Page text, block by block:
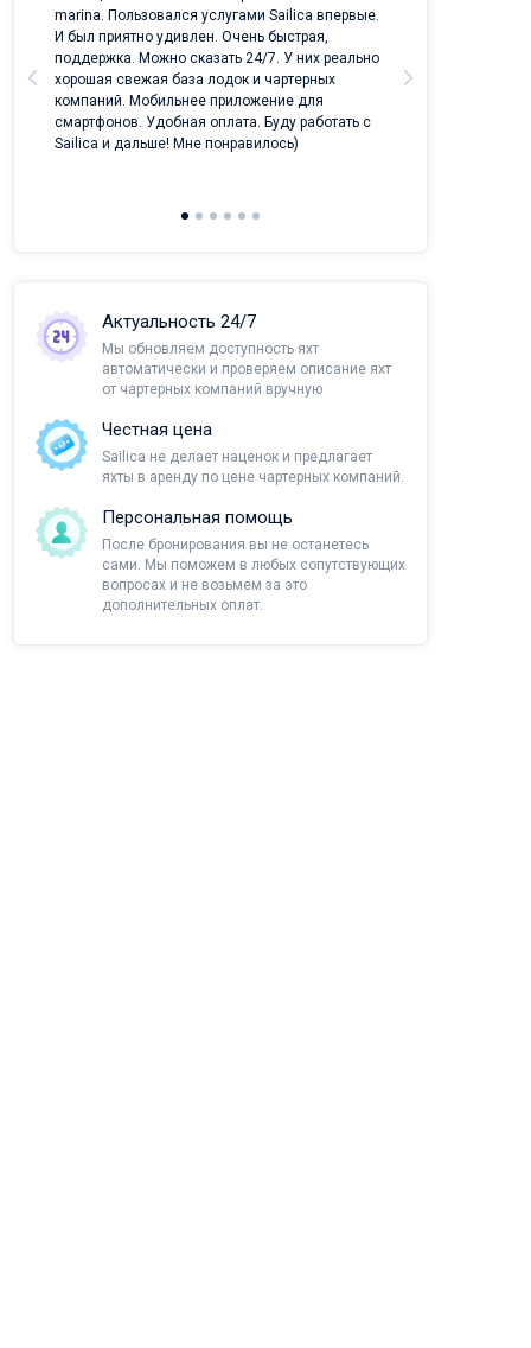
marina. Пользовался услугами Sailica впервые.
И был приятно удивлен. Очень быстрая,
поддержка. Можно сказать 24/7. У них реально
хорошая свежая база лодок и чартерных
компаний. Мобильнее приложение для
смартфонов. Удобная оплата. Буду работать с
Sailica и дальше! Мне понравилось)
Актуальность 24/7
Мы обновляем доступность яхт
автоматически и проверяем описание яхт
от чартерных компаний вручную
Честная цена
Sailica не делает наценок и предлагает
яхты в аренду по цене чартерных компаний.
Персональная помощь
После бронирования вы не останетесь
сами. Мы поможем в любых сопутствующих
вопросах и не возьмем за это
дополнительных оплат.